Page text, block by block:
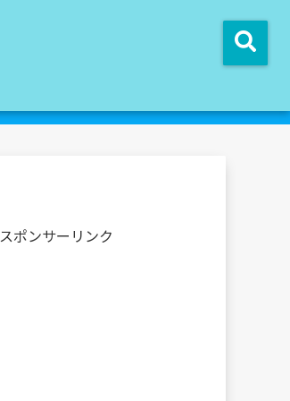
スポンサーリンク